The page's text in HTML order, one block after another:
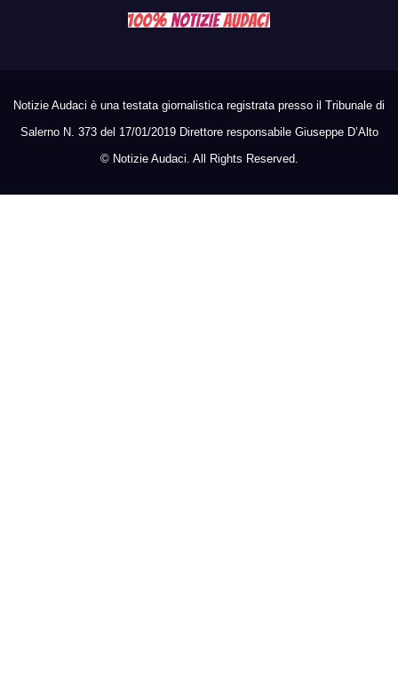
Notizie Audaci è una testata giornalistica registrata presso il Tribunale di
Salerno N. 373 del 17/01/2019 Direttore responsabile Giuseppe D’Alto
© Notizie Audaci. All Rights Reserved.